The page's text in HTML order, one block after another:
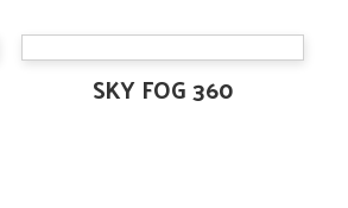
SKY FOG 360